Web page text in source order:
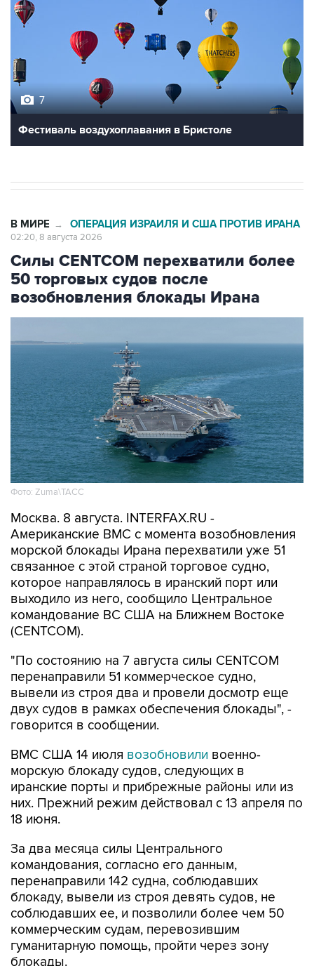
Фестиваль воздухоплавания в Бристоле
Силы CENTCOM перехватили более
50 торговых судов после
возобновления блокады Ирана
Фото: Zuma\ТАСС
Москва. 8 августа. INTERFAX.RU -
морской блокады Ирана перехватили уже 51
связанное с этой страной торговое судно,
которое направлялось в иранский порт или
выходило из него, сообщило Центральное
командование ВС США на Ближнем Востоке
(CENTCOM).
"По состоянию на 7 августа силы CENTCOM
вывели из строя два и провели досмотр еще
двух судов в рамках обеспечения блокады", -
говорится в сообщении.
ВМС США 14 июлявозобновили
иранские порты и прибрежные районы или из
них. Прежний режим действовал с 13 апреля по
18 июня.
За два месяца силы Центрального
перенаправили 142 судна, соблюдавших
блокаду, вывели из строя девять судов, не
соблюдавших ее, и позволили более чем 50
коммерческим судам, перевозившим
гуманитарную помощь, пройти через зону
блокады.